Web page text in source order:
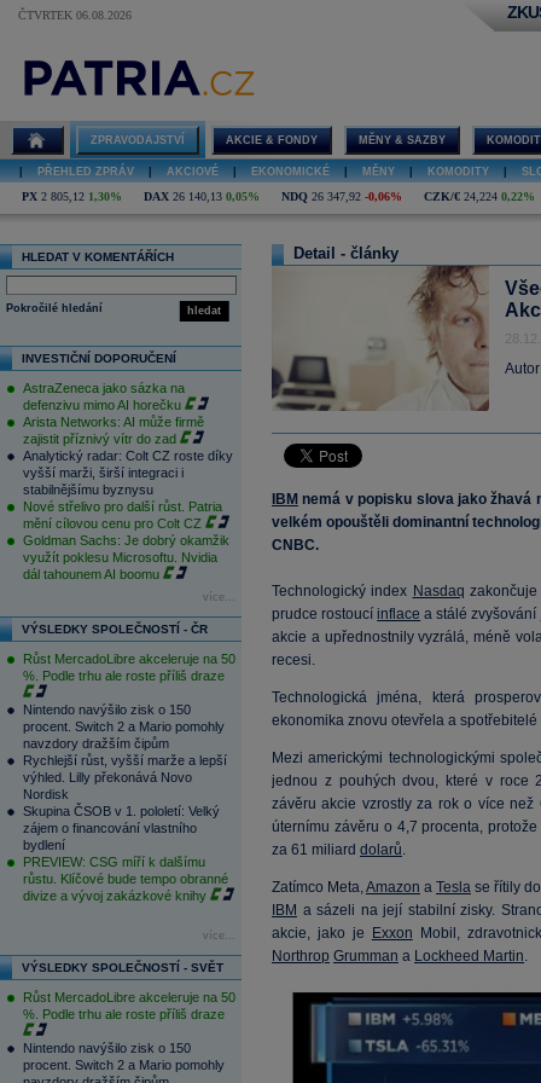
ČTVRTEK 06.08.2026
ZPRAVODAJSTVÍ AKCIE & FONDY MĚNY & SAZBY
PŘEHLED ZPRÁV AKCIOVÉ EKONOMICKÉ MĚNY KOMODITY
PX 2 805,12 1,30% DAX 26 140,13 0,05% NDQ 26 347,92 -0,06% CZK/€ 24,224 0,22%
HLEDAT V KOMENTÁŘÍCH
hledat
Pokročilé hledání
INVESTIČNÍ DOPORUČENÍ
AstraZeneca jako sázka na
defenzivu mimo AI horečku
Arista Networks: AI může firmě
zajistit příznivý vítr do zad
Analytický radar: Colt CZ roste díky
vyšší marži, širší integraci i
stabilnějšímu byznysu
Nové střelivo pro další růst. Patria
mění cílovou cenu pro Colt CZ
Goldman Sachs: Je dobrý okamžik
využít poklesu Microsoftu. Nvidia
dál tahounem AI boomu
více...
VÝSLEDKY SPOLEČNOSTÍ - ČR
Růst MercadoLibre akceleruje na 50
%. Podle trhu ale roste příliš draze
Nintendo navýšilo zisk o 150
procent. Switch 2 a Mario pomohly
navzdory dražším čipům
Rychlejší růst, vyšší marže a lepší
výhled. Lilly překonává Novo
Nordisk
Skupina ČSOB v 1. pololetí: Velký
zájem o financování vlastního
bydlení
PREVIEW: CSG míří k dalšímu
růstu. Klíčové bude tempo obranné
divize a vývoj zakázkové knihy
více...
VÝSLEDKY SPOLEČNOSTÍ - SVĚT
Růst MercadoLibre akceleruje na 50
%. Podle trhu ale roste příliš draze
Nintendo navýšilo zisk o 150
procent. Switch 2 a Mario pomohly
Detail - články
IBM nemá v popisku slova jako žhavá
velkém opouštěli dominantní
CNBC.
Technologický index Nasdaq
prudce rostoucíinflace a stálé zvyšování
akcie a upřednostnily vyzrálá, méně
recesi.
Technologická jména, která
ekonomika znovu otevřela a
Mezi americkými technologickými
jednou z pouhých dvou, které v roce
závěru akcie vzrostly za rok o více
úternímu závěru o 4,7 procenta,
za 61 miliard dolarů.
Zatímco Meta,Amazon a Tesla se řítily
IBM a sázeli na její stabilní zisky.
akcie, jako je
Exxon Mobil,
Northrop Grumman a Lockheed Martin.